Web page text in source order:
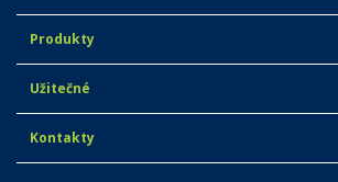
Produkty
Užitečné
Kontakty